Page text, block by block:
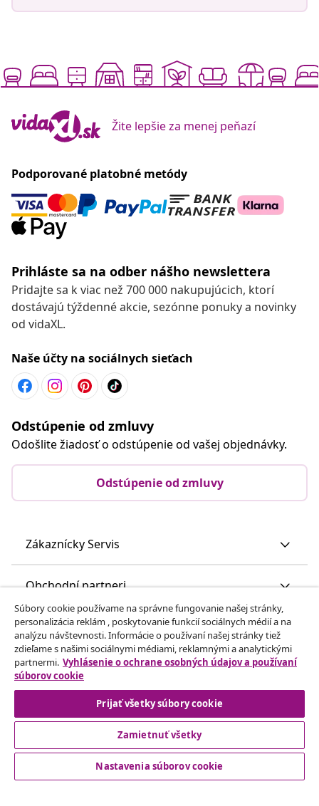
Žite lepšie za menej peňazí
Podporované platobné metódy
Prihláste sa na odber nášho newslettera
Pridajte sa k viac než 700 000 nakupujúcich, ktorí
dostávajú týždenné akcie, sezónne ponuky a novinky
od vidaXL.
Naše účty na sociálnych sieťach
Odstúpenie od zmluvy
Odošlite žiadosť o odstúpenie od vašej objednávky.
Odstúpenie od zmluvy
Zákaznícky Servis
Obchodní partneri
vidaXL
Nájdite viac
© 2008-2026 vidaXL www.vidaxl.sk je webová stránka vidaXL
Súbory cookie používame na správne fungovanie našej stránky,
personalizácia reklám , poskytovanie funkcií sociálnych médií a na
analýzu návštevnosti. Informácie o používaní našej stránky tiež
zdieľame s našimi sociálnymi médiami, reklamnými a analytickými
partnermi. Vyhlásenie o ochrane osobných údajov a používaní
súborov cookie
Prijať všetky súbory cookie
Zamietnuť všetky
Nastavenia súborov cookie